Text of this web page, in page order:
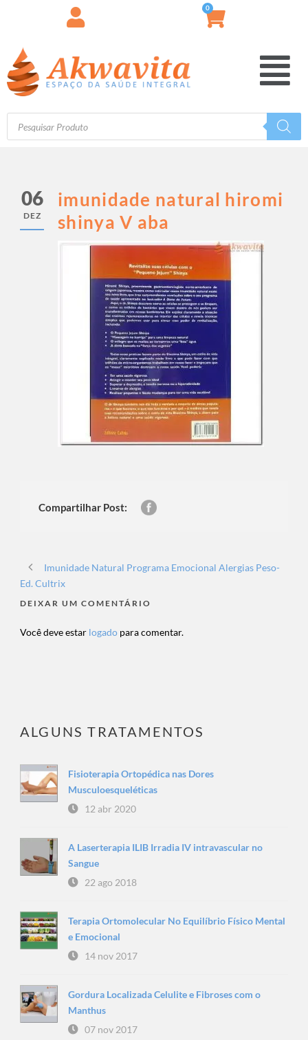
0
06
DEZ
imunidade natural hiromi
shinya V aba
Compartilhar Post:
Imunidade Natural Programa Emocional Alergias Peso-
Ed. Cultrix
DEIXAR UM COMENTÁRIO
Você deve estar logado para comentar.
ALGUNS TRATAMENTOS
Fisioterapia Ortopédica nas Dores
Musculoesqueléticas
12 abr 2020
A Laserterapia ILIB Irradia IV intravascular no
Sangue
22 ago 2018
Terapia Ortomolecular No Equilíbrio Físico Mental
e Emocional
14 nov 2017
Gordura Localizada Celulite e Fibroses com o
Manthus
07 nov 2017